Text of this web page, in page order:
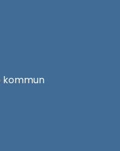
kommun